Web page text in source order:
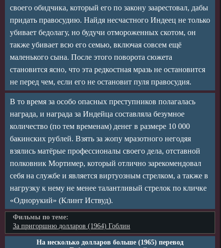
своего обидчика, который его по закону заарестовал, дабы
придать правосудию. Найдя несчастного Индеец не только
убивает бедолагу, но будучи отмороженных скотом, он
также убивает всю его семью, включая совсем ещё
маленького сына. После этого поворота сюжета
становится ясно, что эта редкостная мразь не остановится
не перед чем, если его не остановит пуля правосудия.
В то время за особо опасных преступников полагалась
награда, и награда за Индейца составляла безумное
количество (по тем временам) денег в размере 10 000
бакинских рублей. Взять за жопу мразотного негодяя
взялись матёрые профессионалы своего дела, отставной
полковник Мортимер, который отлично зарекомендовал
себя на службе и является виртуозным стрелком, а также в
нагрузку к нему не менее талантливый стрелок по кличке
«Однорукий» (Клинт Иствуд).
Фильмы по теме:
За пригоршню долларов (1964) Гоблин
На несколько долларов больше (1965) перевод